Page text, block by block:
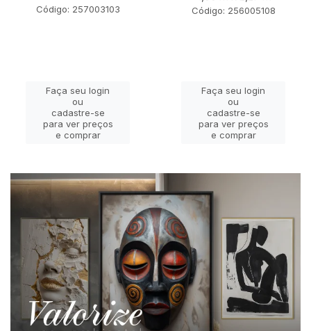
Código: 257003103
Faça seu login
ou
cadastre-se
para ver preços
e comprar
Código: 256005108
Faça seu login
ou
cadastre-se
para ver preços
e comprar